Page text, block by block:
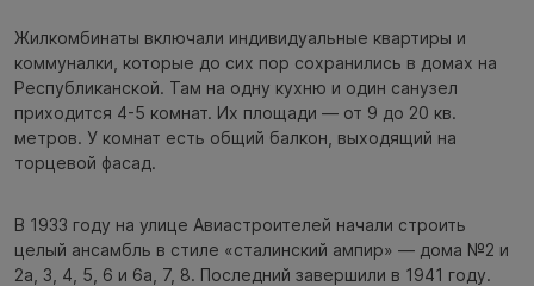
Жилкомбинаты включали индивидуальные квартиры и
коммуналки, которые до сих пор сохранились в домах на
Республиканской. Там на одну кухню и один санузел
приходится 4-5 комнат. Их площади — от 9 до 20 кв.
метров. У комнат есть общий балкон, выходящий на
торцевой фасад.
В 1933 году на улице Авиастроителей начали строить
целый ансамбль в стиле «сталинский ампир» — дома №2 и
2а, 3, 4, 5, 6 и 6а, 7, 8. Последний завершили в 1941 году.